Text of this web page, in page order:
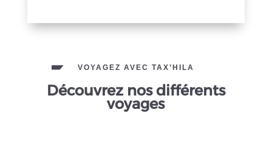
VOYAGEZ AVEC TAX’HILA
Découvrez nos différents
voyages